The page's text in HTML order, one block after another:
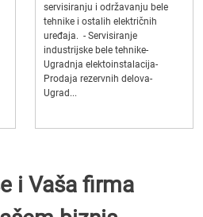
servisiranju i održavanju bele
tehnike i ostalih električnih
uređaja. - Servisiranje
industrijske bele tehnike-
Ugradnja elektoinstalacija-
Prodaja rezervnih delova-
Ugrad...
i Vaša firma